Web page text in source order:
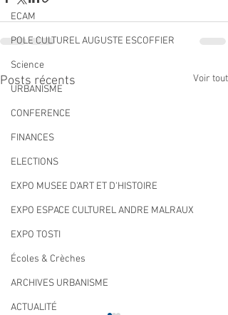
ECAM
POLE CULTUREL AUGUSTE ESCOFFIER
Science
URBANISME
CONFERENCE
FINANCES
ELECTIONS
EXPO MUSEE D'ART ET D'HISTOIRE
EXPO ESPACE CULTUREL ANDRE MALRAUX
EXPO TOSTI
Écoles & Crèches
ARCHIVES URBANISME
ACTUALITÉ
Posts récents Voir tout